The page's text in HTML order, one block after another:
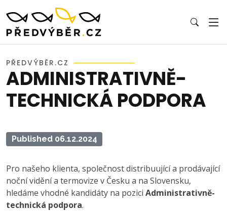
PŘEDVÝBĚR.CZ
ADMINISTRATIVNĚ-
TECHNICKÁ PODPORA
Published 06.12.2024
Pro našeho klienta, společnost distribuující a prodávající
noční vidění a termovize v Česku a na Slovensku,
hledáme vhodné kandidáty na pozici Administrativně-
technická podpora.